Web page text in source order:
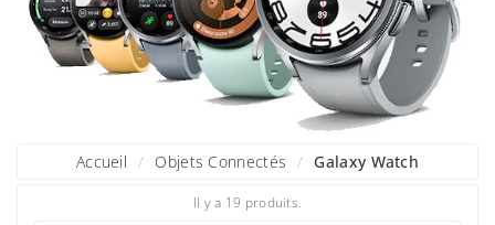
Accueil Objets Connectés Galaxy Watch
Il y a 19 produits.